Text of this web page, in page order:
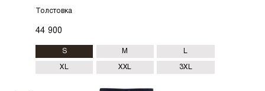
Толстовка
44 900
S M
XL XXL 3XL